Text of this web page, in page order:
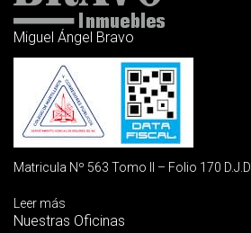
Miguel Ángel Bravo
Matricula Nº 563 Tomo II – Folio 170 D.J.D.
Leer más
Nuestras Oficinas